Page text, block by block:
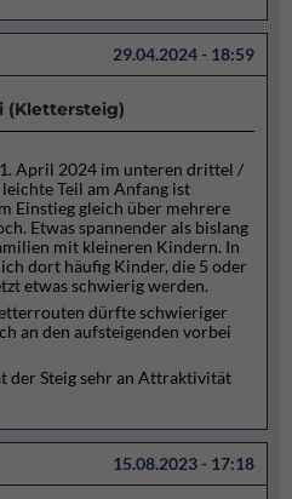
29.04.2024 - 18:59
(Klettersteig)
April 2024 im unteren drittel /
Teil am Anfang ist
Einstieg gleich über mehrere
Etwas spannender als bislang
mit kleineren Kindern. In
dort häufig Kinder, die 5 oder
etwas schwierig werden.
dürfte schwieriger
an den aufsteigenden vorbei
der Steig sehr an Attraktivität
15.08.2023 - 17:18